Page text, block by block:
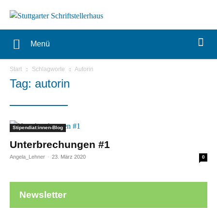
Menü
Start Schlagworte Autorin
Tag: autorin
Stipendiat:innen-Blog
Unterbrechungen #1
Angela_Lehner - 23. März 2020 0
Newsletter